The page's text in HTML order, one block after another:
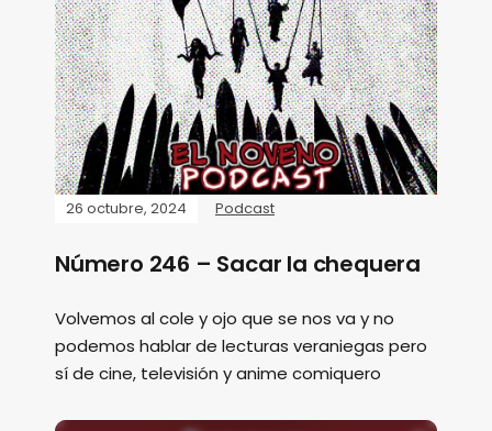
26 octubre, 2024 Podcast
Número 246 – Sacar la chequera
Volvemos al cole y ojo que se nos va y no
podemos hablar de lecturas veraniegas pero
sí de cine, televisión y anime comiquero